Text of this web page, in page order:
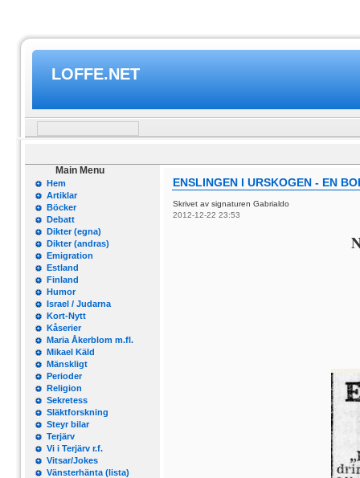
LOFFE.NET
Main Menu
Hem
Artiklar
Böcker
Debatt
Dikter (egna)
Dikter (andras)
Emigration
Estland
Finland
Humor
Israel / Judarna
Kort-Nytt
Kåserier
Maria Åkerblom m.fl.
Mikael Käld
Mänskligt
Perioder
Religion
Sekretess
Släktforskning
Steyr bilar
Terjärv
Vi i Terjärv r.f.
Vitsar/Jokes
Vänsterhänta (lista)
ENSLINGEN I URSKOGEN - EN
Skrivet av signaturen Gabrialdo
2012-12-22 23:53